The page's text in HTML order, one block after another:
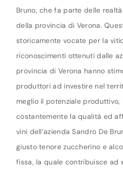
Bruno, che fa parte delle
della provincia di Verona.
storicamente vocate per la
riconoscimenti ottenuti dalle
provincia di Verona hanno
produttori ad investire nel
meglio il potenziale produttivo,
costantemente la qualità ed
vini dell’azienda Sandro De
giusto tenore zuccherino e
fissa, la quale contribuisce ad